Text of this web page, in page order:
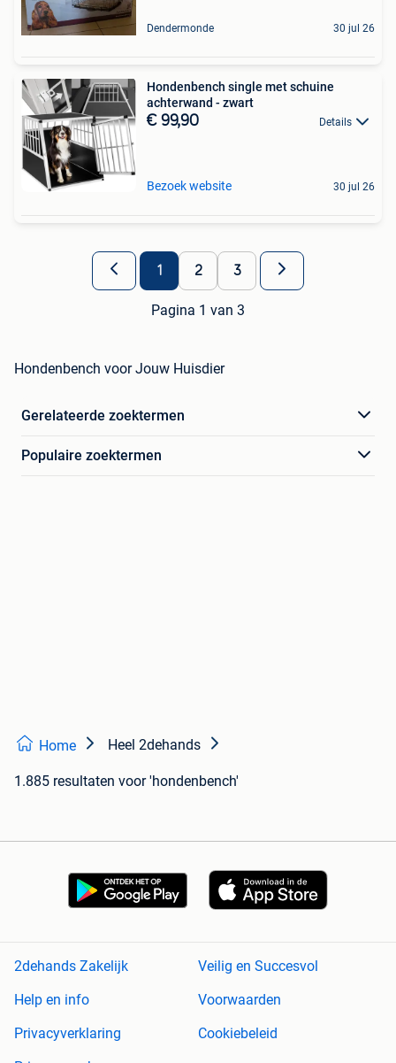
Dendermonde 30 jul 26
Hondenbench single met schuine
achterwand - zwart
€ 99,90 Details
Bezoek website 30 jul 26
1 2 3
Pagina 1 van 3
Hondenbench voor Jouw Huisdier
Gerelateerde zoektermen
Populaire zoektermen
Home Heel 2dehands
1.885 resultaten voor 'hondenbench'
2dehands Zakelijk
Veilig en Succesvol
Help en info
Voorwaarden
Privacyverklaring
Cookiebeleid